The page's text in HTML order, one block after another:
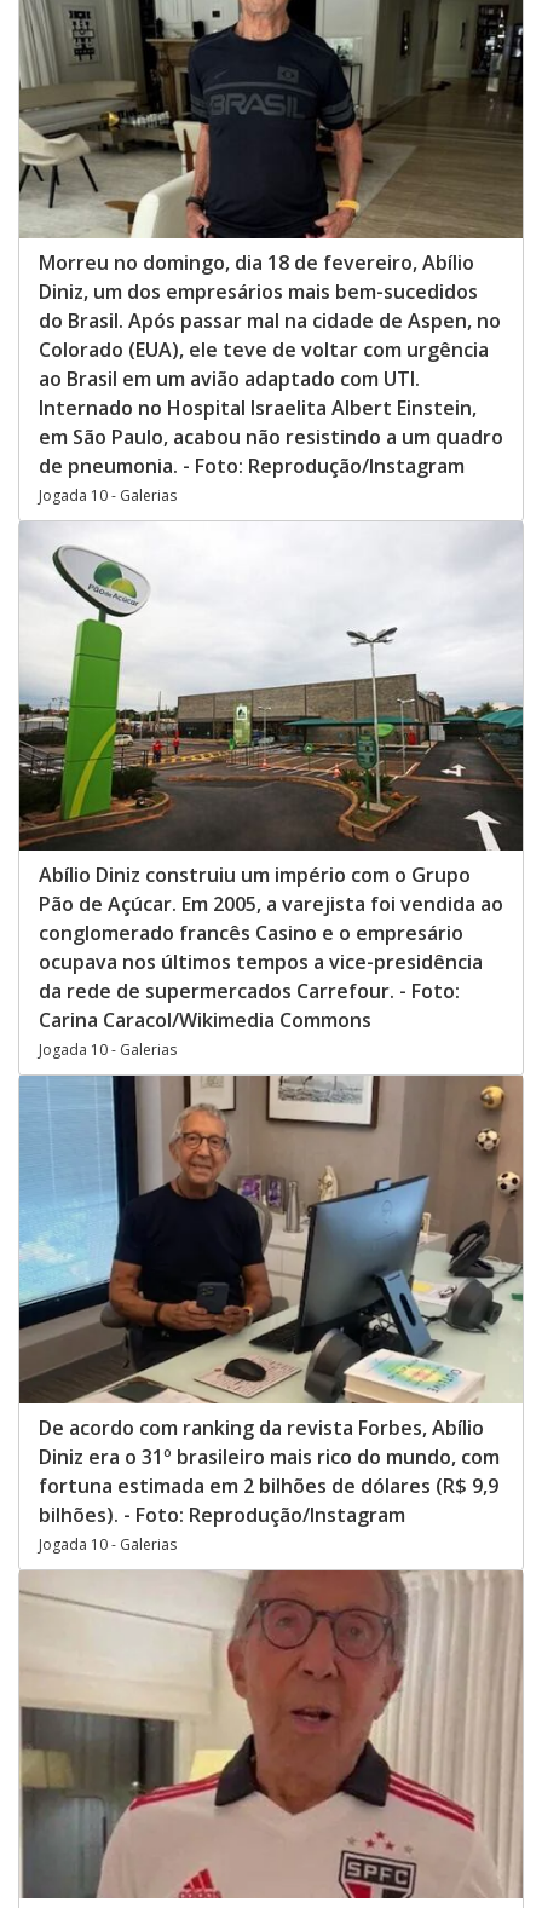
Morreu no domingo, dia 18 de fevereiro, Abílio
Diniz, um dos empresários mais bem-sucedidos
do Brasil. Após passar mal na cidade de Aspen, no
Colorado (EUA), ele teve de voltar com urgência
ao Brasil em um avião adaptado com UTI.
Internado no Hospital Israelita Albert Einstein,
em São Paulo, acabou não resistindo a um quadro
de pneumonia. - Foto: Reprodução/Instagram
Jogada 10 - Galerias
Abílio Diniz construiu um império com o Grupo
Pão de Açúcar. Em 2005, a varejista foi vendida ao
conglomerado francês Casino e o empresário
ocupava nos últimos tempos a vice-presidência
da rede de supermercados Carrefour. - Foto:
Carina Caracol/Wikimedia Commons
Jogada 10 - Galerias
De acordo com ranking da revista Forbes, Abílio
Diniz era o 31º brasileiro mais rico do mundo, com
fortuna estimada em 2 bilhões de dólares (R$ 9,9
bilhões). - Foto: Reprodução/Instagram
Jogada 10 - Galerias